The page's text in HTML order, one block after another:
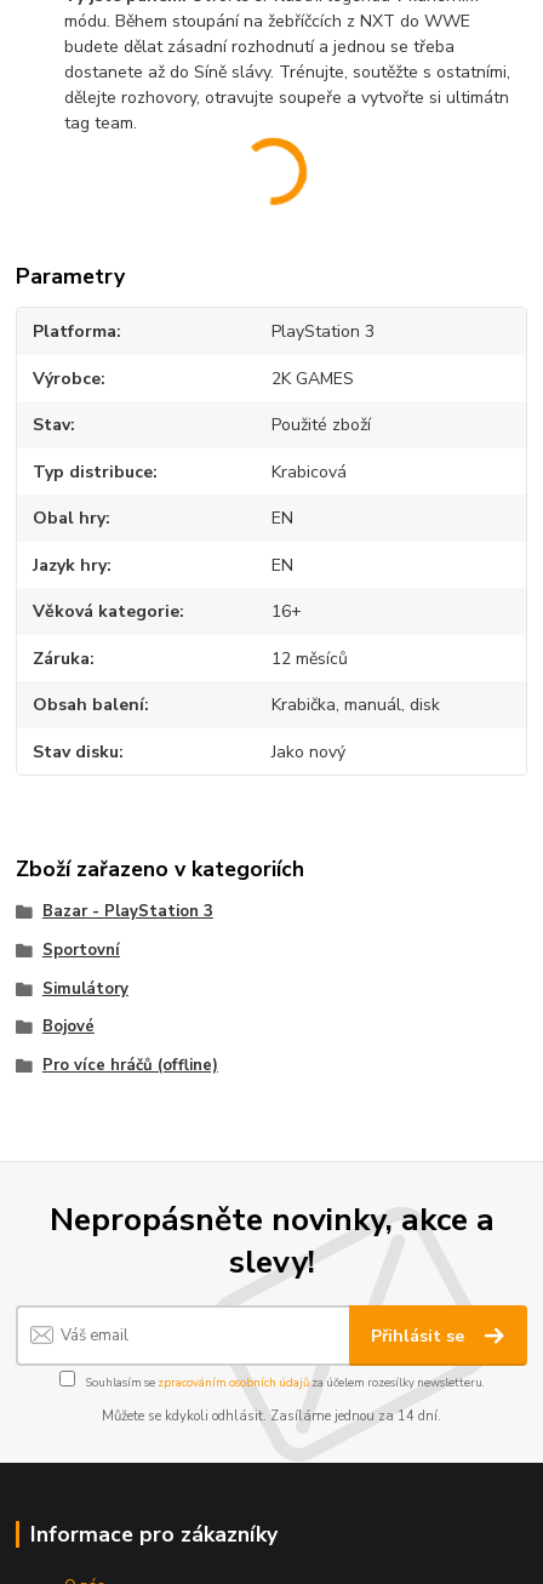
módu. Během stoupání na žebříčcích z NXT do WWE
budete dělat zásadní rozhodnutí a jednou se třeba
dostanete až do Síně slávy. Trénujte, soutěžte s ostatními,
dělejte rozhovory, otravujte soupeře a vytvořte si ultimátn
tag team.
Parametry
Platforma PlayStation 3
Výrobce 2K GAMES
Stav Použité zboží
Typ distribuce Krabicová
Obal hry EN
Jazyk hry EN
Věková kategorie 16+
Záruka 12 měsíců
Obsah balení Krabička, manuál, disk
Stav disku Jako nový
Zboží zařazeno v kategoriích
Bazar - PlayStation 3
Sportovní
Simulátory
Bojové
Pro více hráčů (offline)
Nepropásněte novinky, akce a
slevy!
Přihlásit se
Souhlasím se zpracováním osobních údajůza účelem rozesílky newsletteru.
Můžete se kdykoli odhlásit. Zasíláme jednou za 14 dní.
Informace pro zákazníky